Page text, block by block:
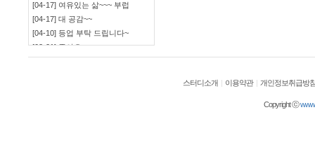
46.♡.168.139
[04-17] 여유있는 삶~~~ 부럽
[04-17] 대 공감~~
[04-10] 등업 부탁 드립니다~
[03-21] 좋아요
`~~~~~~~~~~~~~~~…
스터디소개 | 이용약관 | 개인정보취급방
Copyright ⓒ